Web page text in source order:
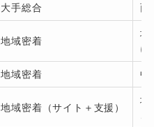
大手総合 面
地域密着
地
に
地域密着 中
地域密着（サイト＋支援）
地